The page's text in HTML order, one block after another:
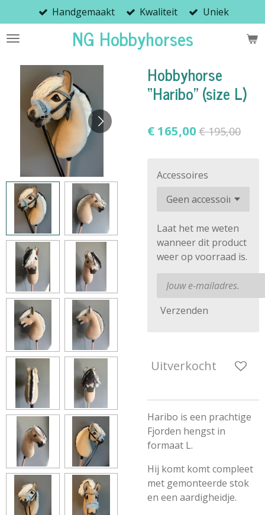
direct
naar
hoofdinhoud
NG Hobbyhorses
Handgemaakt Kwaliteit Uniek
Hobbyhorse
“Haribo” (size L)
€ 165,00 € 195,00
Accessoires
Laat het me weten
wanneer dit product
weer op voorraad is.
Verzenden
Uitverkocht
Haribo is een prachtige
Fjorden hengst in
formaat L.
Hij komt komt compleet
met gemonteerde stok
en een aardigheidje.